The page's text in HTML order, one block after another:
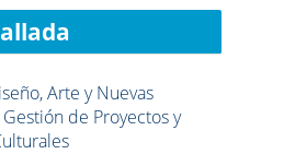
Arte y Nuevas
de Proyectos y